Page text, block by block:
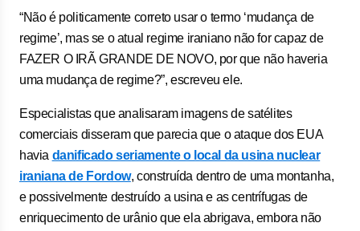
“Não é politicamente correto usar o termo ‘mudança de
regime’, mas se o atual regime iraniano não for capaz de
FAZER O IRÃ GRANDE DE NOVO, por que não haveria
uma mudança de regime?”, escreveu ele.
Especialistas que analisaram imagens de satélites
comerciais disseram que parecia que o ataque dos EUA
havia danificado seriamente o local da usina nuclear
iraniana de Fordow, construída dentro de uma montanha,
e possivelmente destruído a usina e as centrífugas de
enriquecimento de urânio que ela abrigava, embora não